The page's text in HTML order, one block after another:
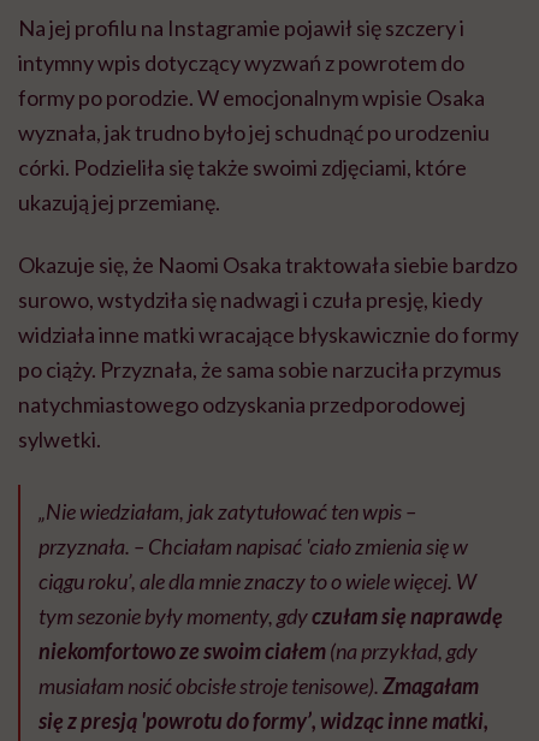
Na jej profilu na Instagramie pojawił się szczery i
intymny wpis dotyczący wyzwań z powrotem do
formy po porodzie. W emocjonalnym wpisie Osaka
wyznała, jak trudno było jej schudnąć po urodzeniu
córki. Podzieliła się także swoimi zdjęciami, które
ukazują jej przemianę.
Okazuje się, że Naomi Osaka traktowała siebie bardzo
surowo, wstydziła się nadwagi i czuła presję, kiedy
widziała inne matki wracające błyskawicznie do formy
po ciąży. Przyznała, że sama sobie narzuciła przymus
natychmiastowego odzyskania przedporodowej
sylwetki.
„Nie wiedziałam, jak zatytułować ten wpis –
przyznała. – Chciałam napisać 'ciało zmienia się w
ciągu roku’, ale dla mnie znaczy to o wiele więcej. W
tym sezonie były momenty, gdyczułam się naprawdę
niekomfortowo ze swoim ciałem(na przykład, gdy
musiałam nosić obcisłe stroje tenisowe).Zmagałam
się z presją 'powrotu do formy’, widząc inne matki,